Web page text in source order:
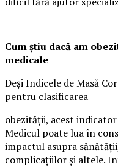
Cum știu dacă am
medicale
Deși Indicele de Masă
pentru clasificarea
obezității, acest
Medicul poate lua în
impactul asupra
complicațiilor și altele.